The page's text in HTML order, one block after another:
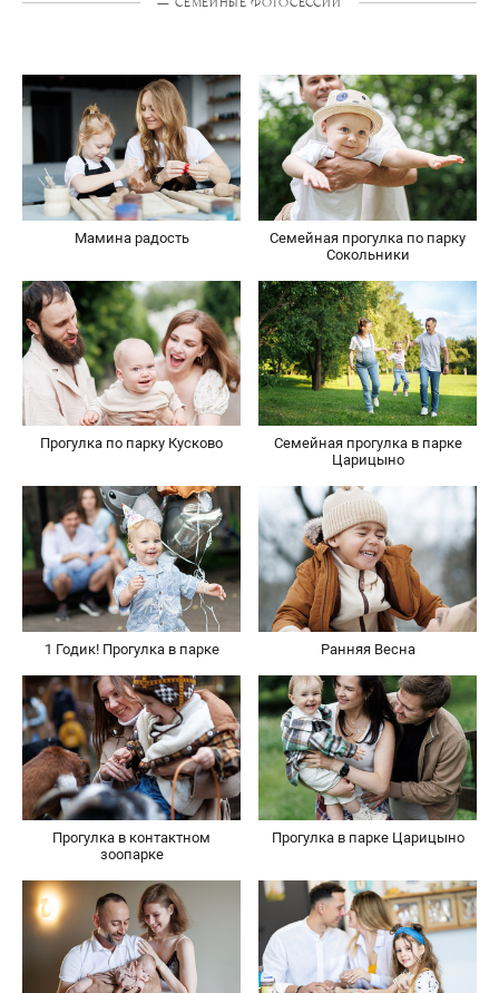
Мамина радость
Семейная прогулка по парку
Сокольники
Прогулка по парку Кусково
Семейная прогулка в парке
Царицыно
1 Годик! Прогулка в парке Ранняя Весна
Прогулка в контактном
зоопарке
Прогулка в парке Царицыно